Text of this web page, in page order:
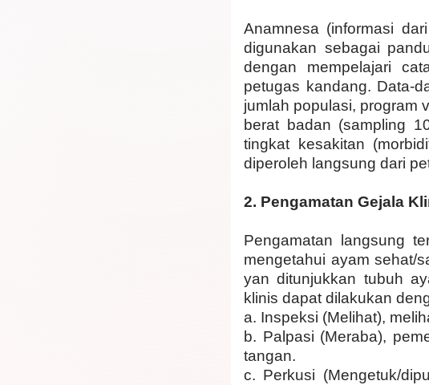
Anamnesa (informasi
digunakan sebagai
dengan mempelajari
petugas kandang. Data-
jumlah populasi, program
berat badan (sampling
tingkat kesakitan
diperoleh langsung dari
2. Pengamatan Gejala
Pengamatan langsung
mengetahui ayam sehat/
yan ditunjukkan tubuh
klinis dapat dilakukan
a. Inspeksi (Melihat),
b. Palpasi (Meraba),
tangan.
c. Perkusi (Mengetuk/